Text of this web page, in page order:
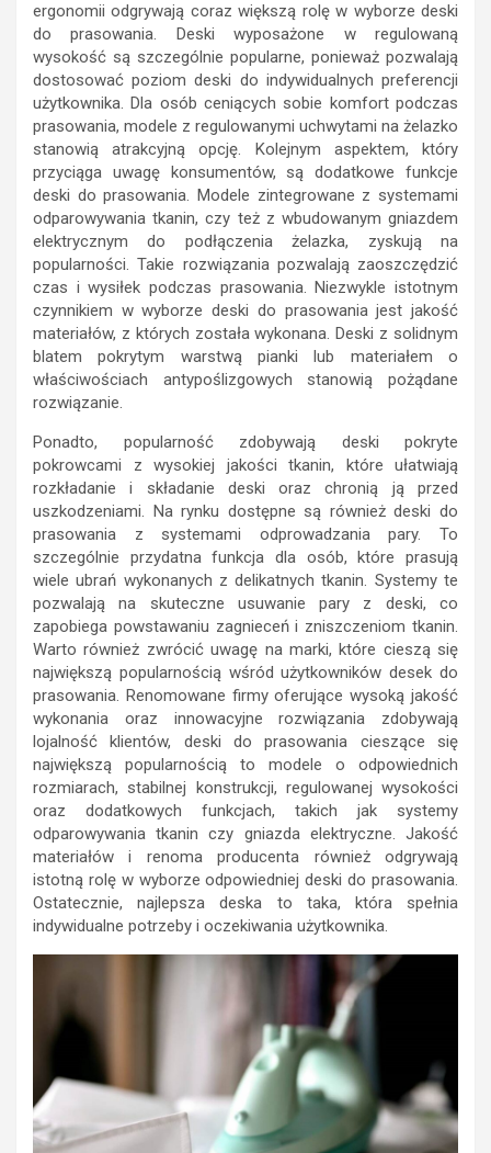
ergonomii odgrywają coraz większą rolę w wyborze deski
do prasowania. Deski wyposażone w regulowaną
wysokość są szczególnie popularne, ponieważ pozwalają
dostosować poziom deski do indywidualnych preferencji
użytkownika. Dla osób ceniących sobie komfort podczas
prasowania, modele z regulowanymi uchwytami na żelazko
stanowią atrakcyjną opcję. Kolejnym aspektem, który
przyciąga uwagę konsumentów, są dodatkowe funkcje
deski do prasowania. Modele zintegrowane z systemami
odparowywania tkanin, czy też z wbudowanym gniazdem
elektrycznym do podłączenia żelazka, zyskują na
popularności. Takie rozwiązania pozwalają zaoszczędzić
czas i wysiłek podczas prasowania. Niezwykle istotnym
czynnikiem w wyborze deski do prasowania jest jakość
materiałów, z których została wykonana. Deski z solidnym
blatem pokrytym warstwą pianki lub materiałem o
właściwościach antypoślizgowych stanowią pożądane
rozwiązanie.
Ponadto, popularność zdobywają deski pokryte
pokrowcami z wysokiej jakości tkanin, które ułatwiają
rozkładanie i składanie deski oraz chronią ją przed
uszkodzeniami. Na rynku dostępne są również deski do
prasowania z systemami odprowadzania pary. To
szczególnie przydatna funkcja dla osób, które prasują
wiele ubrań wykonanych z delikatnych tkanin. Systemy te
pozwalają na skuteczne usuwanie pary z deski, co
zapobiega powstawaniu zagnieceń i zniszczeniom tkanin.
Warto również zwrócić uwagę na marki, które cieszą się
największą popularnością wśród użytkowników desek do
prasowania. Renomowane firmy oferujące wysoką jakość
wykonania oraz innowacyjne rozwiązania zdobywają
lojalność klientów, deski do prasowania cieszące się
największą popularnością to modele o odpowiednich
rozmiarach, stabilnej konstrukcji, regulowanej wysokości
oraz dodatkowych funkcjach, takich jak systemy
odparowywania tkanin czy gniazda elektryczne. Jakość
materiałów i renoma producenta również odgrywają
istotną rolę w wyborze odpowiedniej deski do prasowania.
Ostatecznie, najlepsza deska to taka, która spełnia
indywidualne potrzeby i oczekiwania użytkownika.